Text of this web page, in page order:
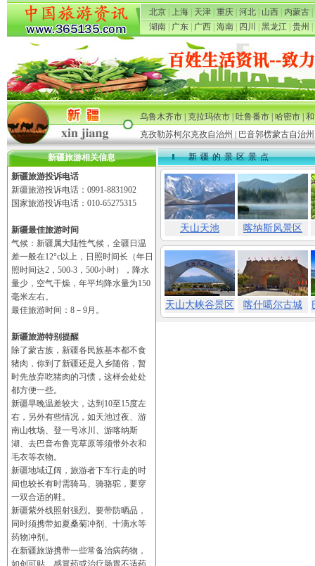
北京 上海 天津 重庆 河北 山西 内蒙古
湖南
广东 广西 海南 四川 黑龙江 贵州
乌鲁木齐市|克拉玛依市|吐鲁番市|哈密市|
克孜勒苏柯尔克孜自治州
巴音郭楞蒙古自治州
新疆旅游相关信息
新疆旅游投诉电话
新疆旅游投诉电话：0991-8831902
国家旅游投诉电话：010-65275315
新疆最佳旅游时间
气候：新疆属大陆性气候，全疆日温
差一般在12°c以上，日照时间长（年日
照时间达2，500-3，500小时），降水
量少，空气干燥，年平均降水量为150
毫米左右。
最佳旅游时间：8－9月。
新疆旅游特别提醒
除了蒙古族，新疆各民族基本都不食
猪肉，你到了新疆还是入乡随俗，暂
时先放弃吃猪肉的习惯，这样会处处
都方便一些。
新疆早晚温差较大，达到10至15度左
右，另外有些情况，如天池过夜、游
南山牧场、登一号冰川、游喀纳斯
湖、去巴音布鲁克草原等须带外衣和
毛衣等衣物。
新疆地域辽阔，旅游者下车行走的时
间也较长有时需骑马、骑骆驼，要穿
一双合适的鞋。
新疆紫外线照射强烈。要带防晒品，
同时须携带如夏桑菊冲剂、十滴水等
药物冲剂。
在新疆旅游携带一些常备治病药物，
如创可贴、感冒药或治疗肠胃不适药
新疆的景区景点
天山天池 喀纳斯风景区
天山大峡谷景区 喀什噶尔古城